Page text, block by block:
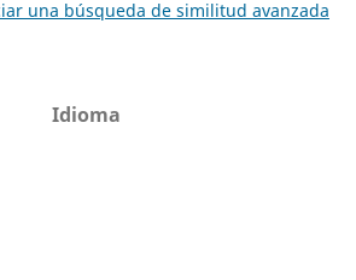
una búsqueda de similitud avanzada
Idioma